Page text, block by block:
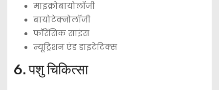
माइक्रोबायोलॉजी
बायोटेक्नोलॉजी
फॉरेंसिक साइंस
न्यूट्रिशन एंड डाइटेटिक्स
6. पशु चिकित्सा